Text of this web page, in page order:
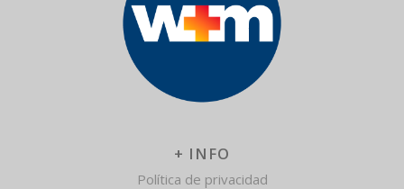
+ INFO
Política de privacidad